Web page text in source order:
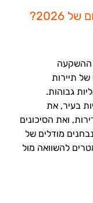
למה בטומי היא יעד ההשקעה החם של 2026?
ההשקעה
של תיירות
גבוהות.
בעיר, את
ואת הסיכונים
מודלים של
להשוואה מול